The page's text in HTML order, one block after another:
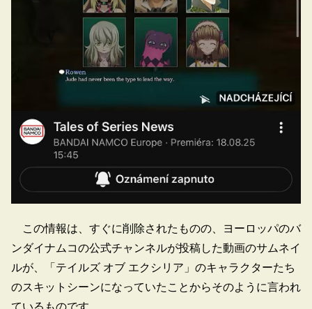
この情報は、すぐに削除されたものの、ヨーロッパのバ
ンダイナムコの公式チャンネルが投稿した動画のサムネイ
ルが、「テイルズ オブ エクシリア」のキャラクターたち
のスキットシーンになっていたことからそのように言われ
ているものです。